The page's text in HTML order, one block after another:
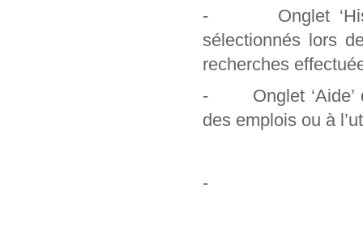
- Onglet
sélectionnés lors
recherches
- Onglet ‘Aide’
des emplois ou à
-